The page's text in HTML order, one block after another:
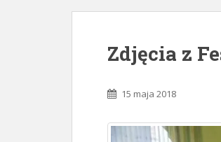
Zdjęcia z
15 maja 2018